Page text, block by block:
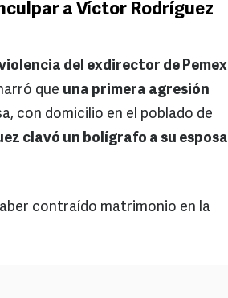
a Víctor Rodríguez
del exdirector de Pemex
que una primera agresión
con domicilio en el poblado de
clavó un bolígrafo a su esposa
contraído matrimonio en la